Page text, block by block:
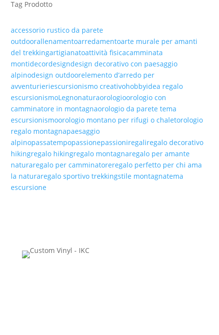
QUANTITÀ
Tag Prodotto
accessorio rustico da parete
outdoorallenamentoarredamentoarte murale per amanti
del trekkingartigianatoattività fisicacamminata
montidecordesigndesign decorativo con paesaggio
alpinodesign outdoorelemento d’arredo per
avventurieriescursionismo creativohobbyidea regalo
escursionismoLegnonaturaorologioorologio con
camminatore in montagnaorologio da parete tema
escursionismoorologio montano per rifugi o chaletorologio
regalo montagnapaesaggio
alpinopassatempopassionepassioniregaliregalo decorativo
hikingregalo hikingregalo montagnaregalo per amante
naturaregalo per camminatoreregalo perfetto per chi ama
la naturaregalo sportivo trekkingstile montagnatema
escursione